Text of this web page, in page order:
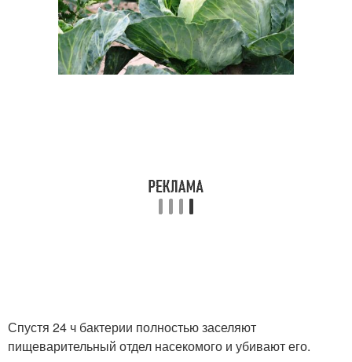
Спустя 24 ч бактерии полностью заселяют
пищеварительный отдел насекомого и убивают его.